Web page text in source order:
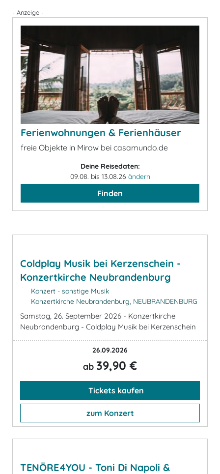
- Anzeige -
Ferienwohnungen & Ferienhäuser
freie Objekte in Mirow bei casamundo.de
Deine Reisedaten:
09.08. bis 13.08.26 ändern
Finden
Coldplay Musik bei Kerzenschein -
Konzertkirche Neubrandenburg
Konzert - sonstige Musik
Konzertkirche Neubrandenburg, NEUBRANDENBURG
Samstag, 26. September 2026 - Konzertkirche
Neubrandenburg - Coldplay Musik bei Kerzenschein
26.09.2026
ab 39,90 €
Tickets kaufen
zum Konzert
TENÖRE4YOU - Toni Di Napoli &